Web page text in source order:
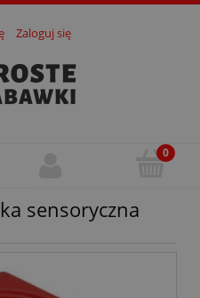
Zaloguj się
sensoryczna